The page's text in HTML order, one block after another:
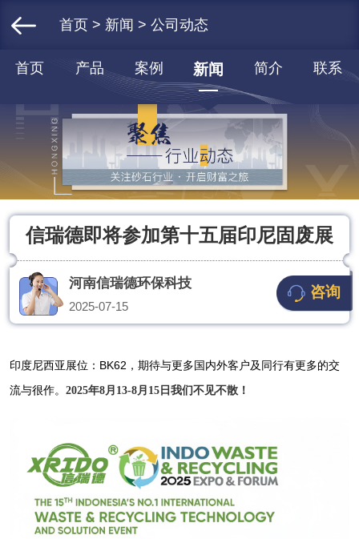
首页 > 新闻 > 公司动态
首页 产品 案例 新闻 简介 联系
信瑞德即将参加第十五届印尼固废展
河南信瑞德环保科技
2025-07-15
咨询
印度尼西亚展位：BK62，期待与更多国内外客户及同行有更多的交
流与很作。 2025年8月13-8月15日我们不见不散！